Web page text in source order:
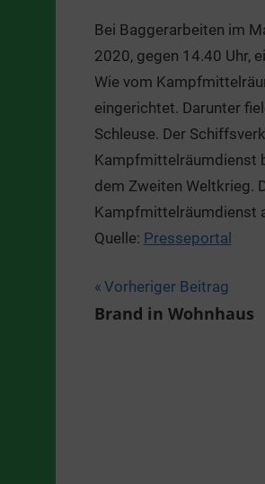
Bei Baggerarbeiten im
2020, gegen 14.40 Uhr,
Wie vom
eingerichtet. Darunter
Schleuse. Der
Kampfmittelräumdienst
dem Zweiten Weltkrieg.
Kampfmittelräumdienst
Quelle: Presseportal
Vorheriger Beitrag
Brand in Wohnhaus